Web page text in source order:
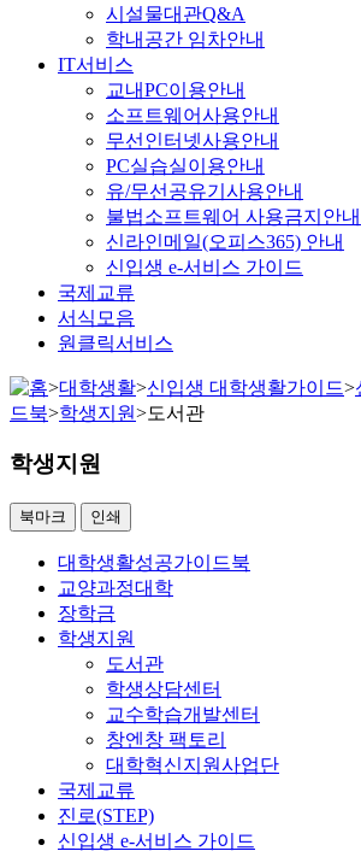
시설물대관Q&A
학내공간 임차안내
IT서비스
교내PC이용안내
소프트웨어사용안내
무선인터넷사용안내
PC실습실이용안내
유/무선공유기사용안내
불법소프트웨어 사용금지안내
신라인메일(오피스365) 안내
신입생 e-서비스 가이드
국제교류
서식모음
원클릭서비스
>대학생활>신입생 대학생활가이드>
드북>학생지원>도서관
학생지원
북마크 인쇄
대학생활성공가이드북
교양과정대학
장학금
학생지원
도서관
학생상담센터
교수학습개발센터
창엔창 팩토리
대학혁신지원사업단
국제교류
진로(STEP)
신입생 e-서비스 가이드